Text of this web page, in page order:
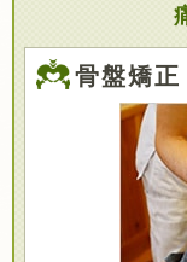
骨盤矯正